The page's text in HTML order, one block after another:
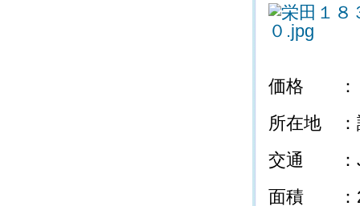
価格 ：
所在地 ：
交通 ：
面積 ：